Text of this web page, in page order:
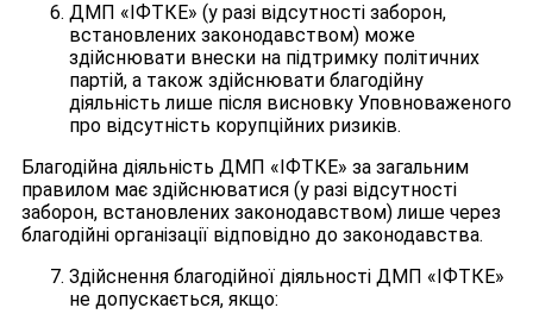
ДМП «ІФТКЕ» (у разі відсутності заборон,
встановлених законодавством) може
здійснювати внески на підтримку політичних
партій, а також здійснювати благодійну
діяльність лише після висновку Уповноваженого
про відсутність корупційних ризиків.
Благодійна діяльність ДМП «ІФТКЕ» за загальним
правилом має здійснюватися (у разі відсутності
заборон, встановлених законодавством) лише через
благодійні організації відповідно до законодавства.
Здійснення благодійної діяльності ДМП «ІФТКЕ»
не допускається, якщо: